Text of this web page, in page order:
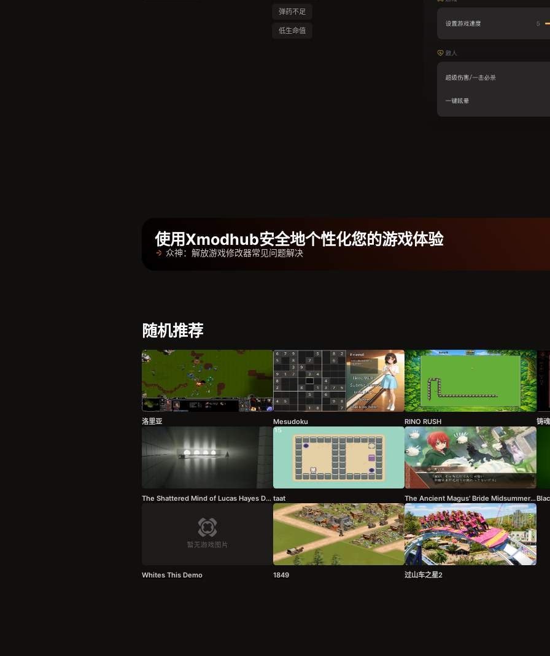
弹药不足
低生命值
使用Xmodhub安全地个性化您的游戏体验
众神：解放游戏修改器常见问题解决
随机推荐
洛里亚 Mesudoku RINO RUSH 铸
The Shattered Mind of Lucas Hayes Demo taat The Ancient Magus' Bride Midsummer Pilgrimage
Whites This Demo 1849 过山车之星2